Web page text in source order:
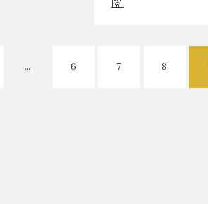
... 6 7 8